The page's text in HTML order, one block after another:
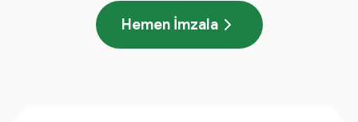
Hemen İmzala